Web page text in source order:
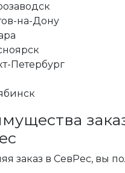
на-Дону
Петербург
заказ в СевРес, вы